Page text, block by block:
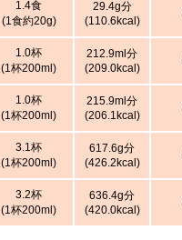
1.4食
(1食約20g)
29.4g分
(110.6kcal)
1.0杯
(1杯200ml)
212.9ml分
(209.0kcal)
1.0杯
(1杯200ml)
215.9ml分
(206.1kcal)
3.1杯
(1杯200ml)
617.6g分
(426.2kcal)
3.2杯
(1杯200ml)
636.4g分
(420.0kcal)